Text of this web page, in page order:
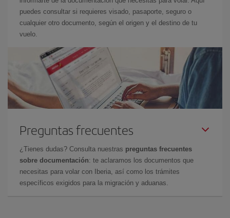
puedes consultar si requieres visado, pasaporte, seguro o
cualquier otro documento, según el origen y el destino de tu
vuelo.
Preguntas frecuentes
¿Tienes dudas? Consulta nuestras preguntas frecuentes
sobre documentación: te aclaramos los documentos que
necesitas para volar con Iberia, así como los trámites
específicos exigidos para la migración y aduanas.